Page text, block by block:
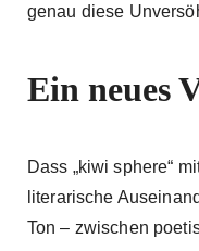
genau diese
Ein neues
Dass „kiwi sphere“
literarische
Ton – zwischen